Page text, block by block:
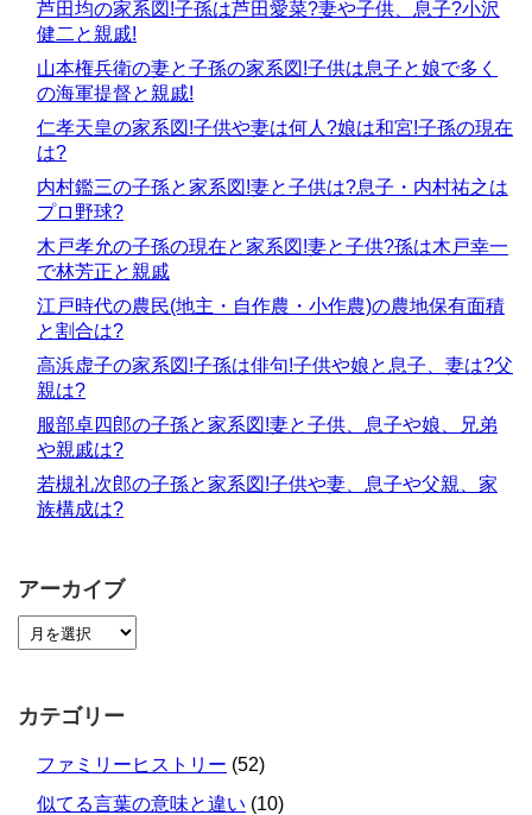
芦田均の家系図!子孫は芦田愛菜?妻や子供、息子?小沢
健二と親戚!
山本権兵衛の妻と子孫の家系図!子供は息子と娘で多く
の海軍提督と親戚!
仁孝天皇の家系図!子供や妻は何人?娘は和宮!子孫の現在
は?
内村鑑三の子孫と家系図!妻と子供は?息子・内村祐之は
プロ野球?
木戸孝允の子孫の現在と家系図!妻と子供?孫は木戸幸一
で林芳正と親戚
江戸時代の農民(地主・自作農・小作農)の農地保有面積
と割合は?
高浜虚子の家系図!子孫は俳句!子供や娘と息子、妻は?父
親は?
服部卓四郎の子孫と家系図!妻と子供、息子や娘、兄弟
や親戚は?
若槻礼次郎の子孫と家系図!子供や妻、息子や父親、家
族構成は?
アーカイブ
カテゴリー
ファミリーヒストリー (52)
似てる言葉の意味と違い (10)